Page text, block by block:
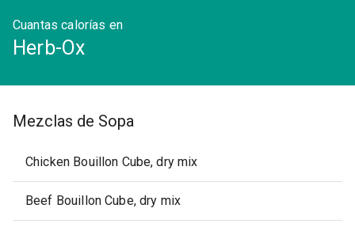
Cuantas calorías en
Herb-Ox
Mezclas de Sopa
Chicken Bouillon Cube, dry mix
Beef Bouillon Cube, dry mix